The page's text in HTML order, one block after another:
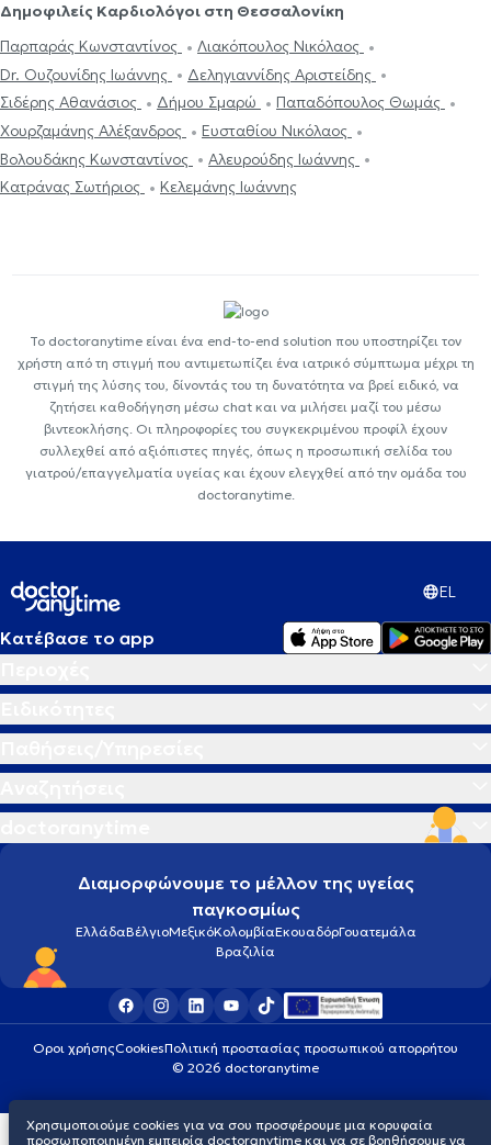
Δημοφιλείς Καρδιολόγοι στη Θεσσαλονίκη
Παρπαράς Κωνσταντίνος
Λιακόπουλος Νικόλαος
Dr. Ουζουνίδης Ιωάννης
Δεληγιαννίδης Αριστείδης
Σιδέρης Αθανάσιος
Δήμου Σμαρώ
Παπαδόπουλος Θωμάς
Χουρζαμάνης Αλέξανδρος
Ευσταθίου Νικόλαος
Βολουδάκης Κωνσταντίνος
Αλευρούδης Ιωάννης
Κατράνας Σωτήριος
Κελεμάνης Ιωάννης
Το doctoranytime είναι ένα end-to-end solution που υποστηρίζει τον
χρήστη από τη στιγμή που αντιμετωπίζει ένα ιατρικό σύμπτωμα μέχρι τη
στιγμή της λύσης του, δίνοντάς του τη δυνατότητα να βρεί ειδικό, να
ζητήσει καθοδήγηση μέσω chat και να μιλήσει μαζί του μέσω
βιντεοκλήσης. Οι πληροφορίες του συγκεκριμένου προφίλ έχουν
συλλεχθεί από αξιόπιστες πηγές, όπως η προσωπική σελίδα του
γιατρού/επαγγελματία υγείας και έχουν ελεγχθεί από την ομάδα του
doctoranytime.
EL
Κατέβασε το app
Διαμορφώνουμε το μέλλον της υγείας
παγκοσμίως
ΕλλάδαΒέλγιοΜεξικόΚολομβίαΕκουαδόρΓουατεμάλα
Βραζιλία
Οροι χρήσηςCookiesΠολιτική προστασίας προσωπικού απορρήτου
© 2026 doctoranytime
Χρησιμοποιούμε cookies για να σου προσφέρουμε μια κορυφαία
προσωποποιημένη εμπειρία doctoranytime και να σε βοηθήσουμε να